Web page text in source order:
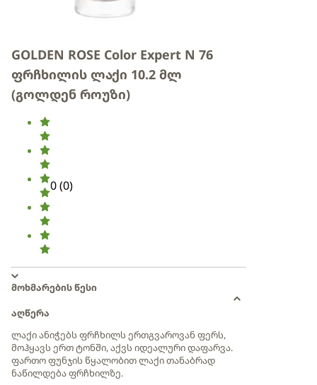
GOLDEN ROSE Color Expert N 76
ფრჩხილის ლაქი 10.2 მლ
(გოლდენ როუზი)
0(0)
მოხმარების წესი
აღწერა
ლაქი ანიჭებს ფრჩხილს ერთგვაროვან ფერს,
მოჰყავს ერთ ტონში, აქვს იდეალური დაფარვა.
ფართო ფუნჯის წყალობით ლაქი თანაბრად
ნაწილდება ფრჩხილზე.